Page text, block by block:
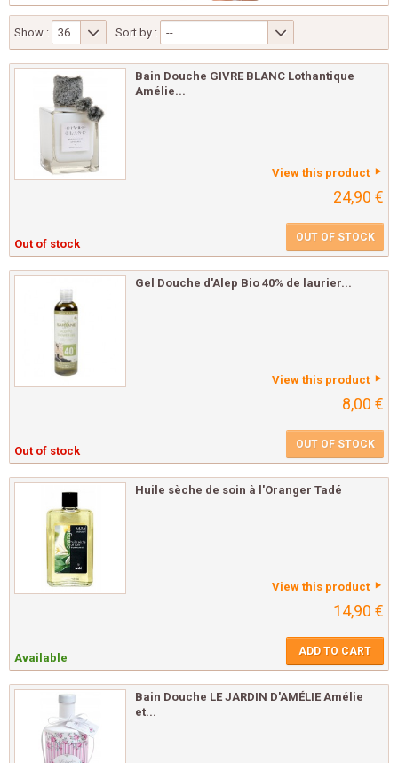
Show : 36 Sort by : --
Bain Douche GIVRE BLANC Lothantique
Amélie...
View this product
24,90 €
Out of stock OUT OF STOCK
Gel Douche d'Alep Bio 40% de laurier...
View this product
8,00 €
Out of stock OUT OF STOCK
Huile sèche de soin à l'Oranger Tadé
View this product
14,90 €
Available ADD TO CART
Bain Douche LE JARDIN D'AMÉLIE Amélie
et...